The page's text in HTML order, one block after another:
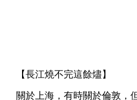
【長江燒不完這餘燼】
關於上海，有時關於倫敦，